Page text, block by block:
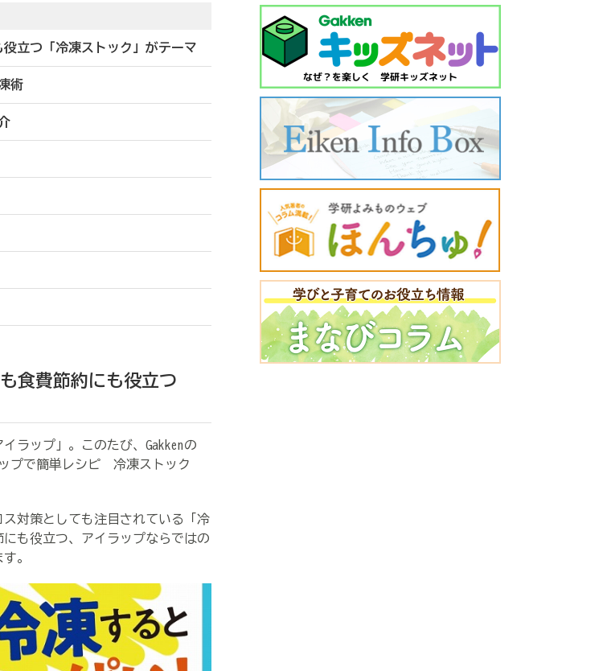
立つ「冷凍ストック」がテーマ
術
食費節約にも役立つ
ラップ」。このたび、Gakkenの
プで簡単レシピ 冷凍ストック
対策としても注目されている「冷
も役立つ、アイラップならではの
。